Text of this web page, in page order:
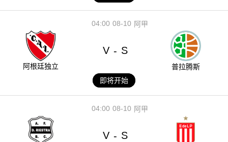
08-10
04:00 阿甲
阿根廷独立
V - S
普拉腾斯
即将开始
08-10
04:00 阿甲
V - S